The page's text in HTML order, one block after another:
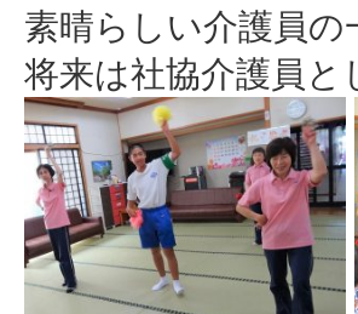
素晴らしい介護員
将来は社協介護員